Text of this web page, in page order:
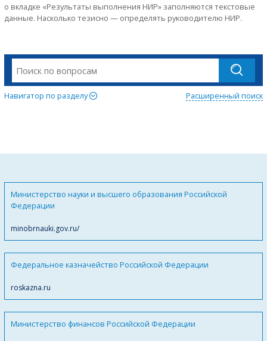
о вкладке «Результаты выполнения НИР» заполняются текстовые
данные. Насколько тезисно — определять руководителю НИР.
Навигатор по разделу Расширенный поиск
Министерство науки и высшего образования Российской
Федерации
minobrnauki.gov.ru/
Федеральное казначейство Российской Федерации
roskazna.ru
Министерство финансов Российской Федерации